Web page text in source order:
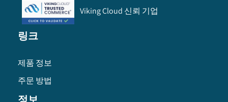
Viking Cloud 신뢰 기업
링크
제품 정보
주문 방법